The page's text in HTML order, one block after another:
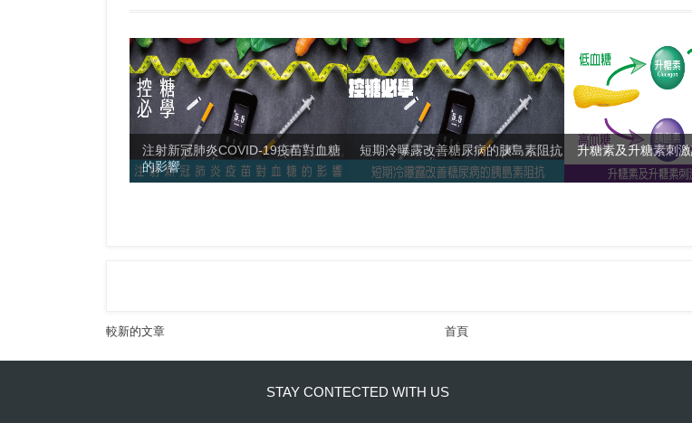
注射新冠肺炎COVID-19疫苗對血糖
的影響
短期冷曝露改善糖尿病的胰島素阻抗 升糖素及升糖素刺
較新的文章 首頁
STAY CONTECTED WITH US